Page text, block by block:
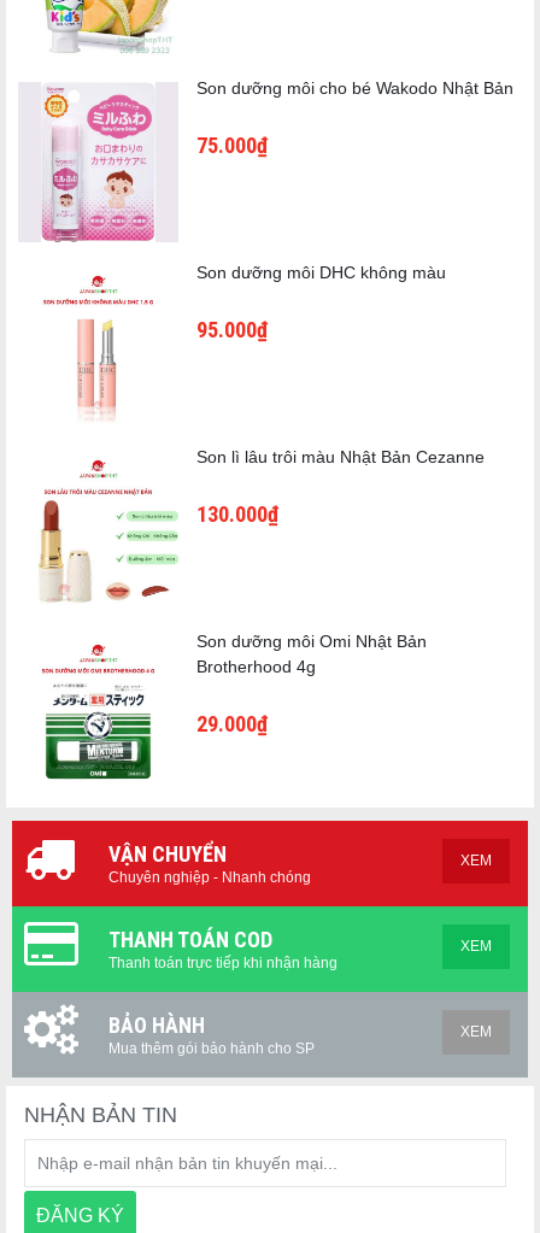
Son dưỡng môi cho bé Wakodo Nhật Bản
75.000₫
Son dưỡng môi DHC không màu
95.000₫
Son lì lâu trôi màu Nhật Bản Cezanne
130.000₫
Son dưỡng môi Omi Nhật Bản
Brotherhood 4g
29.000₫
VẬN CHUYỂN
Chuyên nghiệp - Nhanh chóng
XEM
THANH TOÁN COD
Thanh toán trực tiếp khi nhận hàng
XEM
BẢO HÀNH
Mua thêm gói bảo hành cho SP
XEM
NHẬN BẢN TIN